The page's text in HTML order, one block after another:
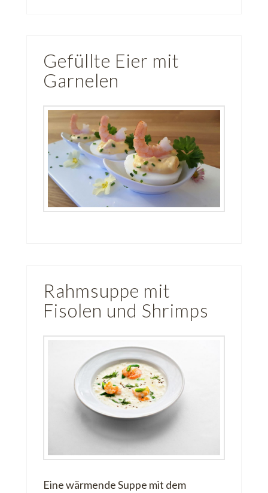
Gefüllte Eier mit
Garnelen
Rahmsuppe mit
Fisolen und Shrimps
Eine wärmende Suppe mit dem